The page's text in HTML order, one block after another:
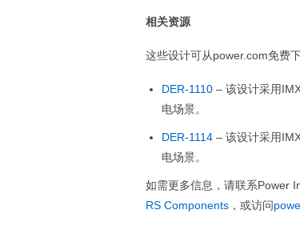
相关资源
这些设计可从power.com免费下
DER-1110 – 该设计采用
电场景。
DER-1114 – 该设计采用
电场景。
如需更多信息，请联系Power
RS Components ，或访问